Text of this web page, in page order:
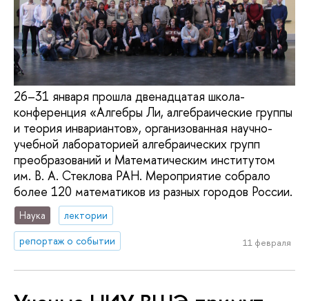
26–31 января прошла двенадцатая школа-
конференция «Алгебры Ли, алгебраические группы
и теория инвариантов», организованная научно-
учебной лабораторией алгебраических групп
преобразований и Математическим институтом
им. В. А. Стеклова РАН. Мероприятие собрало
более 120 математиков из разных городов России.
Наука
лектории
репортаж о событии
11 февраля